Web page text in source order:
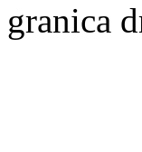
granica